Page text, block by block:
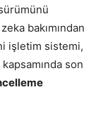
bakımından
işletim sistemi,
son